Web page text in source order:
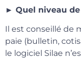
► Quel niveau
Il est conseillé de
paie (bulletin,
le logiciel Silae